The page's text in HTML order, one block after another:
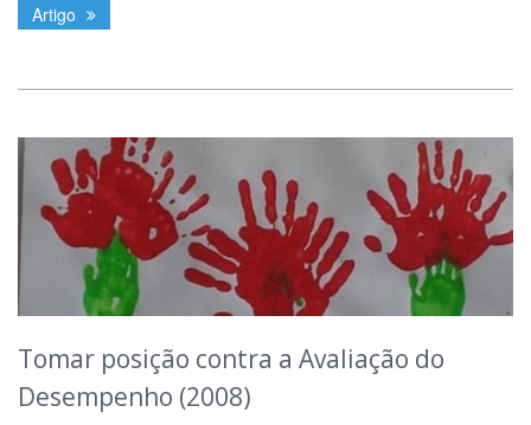
Artigo
Tomar posição contra a Avaliação do
Desempenho (2008)